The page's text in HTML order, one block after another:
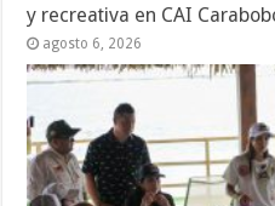
y recreativa en CAI
agosto 6, 2026